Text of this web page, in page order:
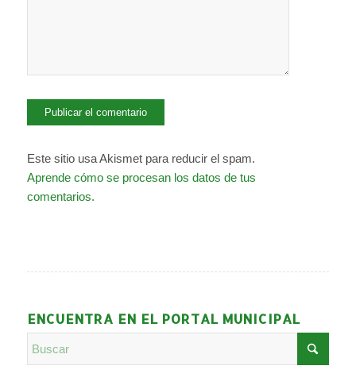
Este sitio usa Akismet para reducir el spam.
Aprende cómo se procesan los datos de tus
comentarios.
ENCUENTRA EN EL PORTAL MUNICIPAL